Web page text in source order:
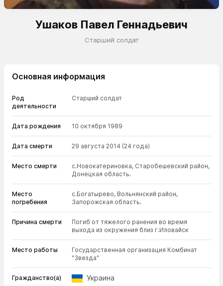
Ушаков Павел Геннадьевич
Старший солдат
Основная информация
Род
деятельности
Старший солдат
Дата рождения 10 октября 1989
Дата смерти 29 августа 2014 (24 года)
Место смерти
с.Новокатериновка, Старобешевский район,
Донецкая область.
Место
погребения
с.Богатырево, Вольнянский район,
Запорожская область.
Причина смерти
Погиб от тяжелого ранения во время
выхода из окружения близ г.Иловайск
Место работы
Государственная организация Комбинат
"Звезда"
Гражданство(а) Украина